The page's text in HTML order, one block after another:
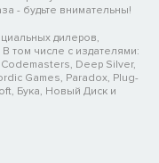
- будьте внимательны!
дилеров,
том числе с издателями:
Codemasters, Deep Silver,
Games, Paradox, Plug-
Бука, Новый Диск и